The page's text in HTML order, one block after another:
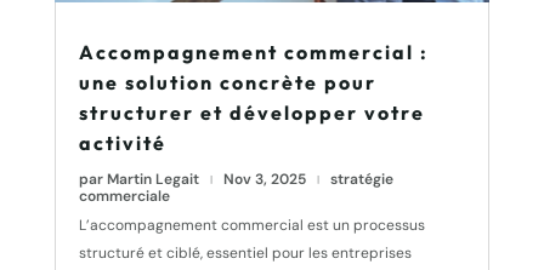
Accompagnement commercial :
une solution concrète pour
structurer et développer votre
activité
par Martin Legait | Nov 3, 2025 |
stratégie
commerciale
L’accompagnement commercial est un processus
structuré et ciblé, essentiel pour les entreprises